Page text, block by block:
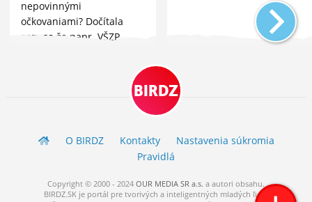
nepovinnými
očkovaniami? Dočítala
som sa že napr. VŠZP
Rozmýšľam nad tým či to
má zmysel ak neplánujemBIRDZ
O BIRDZ Kontakty
Nastavenia súkromia
Pravidlá
Copyright © 2000 - 2024 OUR MEDIA SR a.s. a autori obsahu.
BIRDZ.SK je portál pre tvorivých a inteligentných mladých ľudí.